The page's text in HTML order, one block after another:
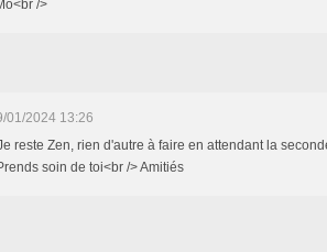
/>
01/2024 13:26
reste Zen, rien d'autre à faire en attendant la
soin de toi<br /> Amitiés